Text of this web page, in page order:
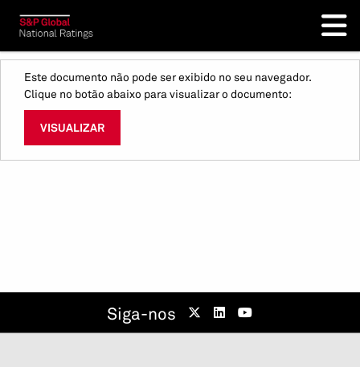
Este documento não pode ser exibido no seu navegador.
Clique no botão abaixo para visualizar o documento:
VISUALIZAR
Siga-nos